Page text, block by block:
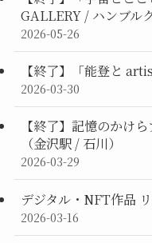
GALLERY / ハンブルク
2026-05-26
【終了】「能登と
2026-03-30
【終了】記憶のかけ
（金沢駅 / 石川）
2026-03-29
デジタル・NFT作品
2026-03-16